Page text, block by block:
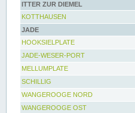
ITTER ZUR DIEMEL
KOTTHAUSEN
JADE
HOOKSIELPLATE
JADE-WESER-PORT
MELLUMPLATE
SCHILLIG
WANGEROOGE NORD
WANGEROOGE OST